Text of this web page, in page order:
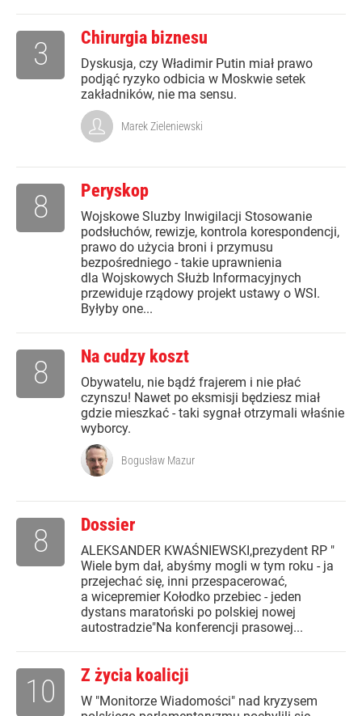
Chirurgia biznesu
Dyskusja, czy Władimir Putin miał prawo
podjąć ryzyko odbicia w Moskwie setek
zakładników, nie ma sensu.
3
Marek Zieleniewski
Peryskop
Wojskowe Sluzby Inwigilacji Stosowanie
podsłuchów, rewizje, kontrola korespondencji,
prawo do użycia broni i przymusu
bezpośredniego - takie uprawnienia
dla Wojskowych Służb Informacyjnych
przewiduje rządowy projekt ustawy o WSI.
Byłyby one...
8
Na cudzy koszt
Obywatelu, nie bądź frajerem i nie płać
czynszu! Nawet po eksmisji będziesz miał
gdzie mieszkać - taki sygnał otrzymali właśnie
wyborcy.
8
Bogusław Mazur
Dossier
ALEKSANDER KWAŚNIEWSKI,prezydent RP "
Wiele bym dał, abyśmy mogli w tym roku - ja
przejechać się, inni przespacerować,
a wicepremier Kołodko przebiec - jeden
dystans maratoński po polskiej nowej
autostradzie"Na konferencji prasowej...
8
Z życia koalicji
W "Monitorze Wiadomości" nad kryzysem
10